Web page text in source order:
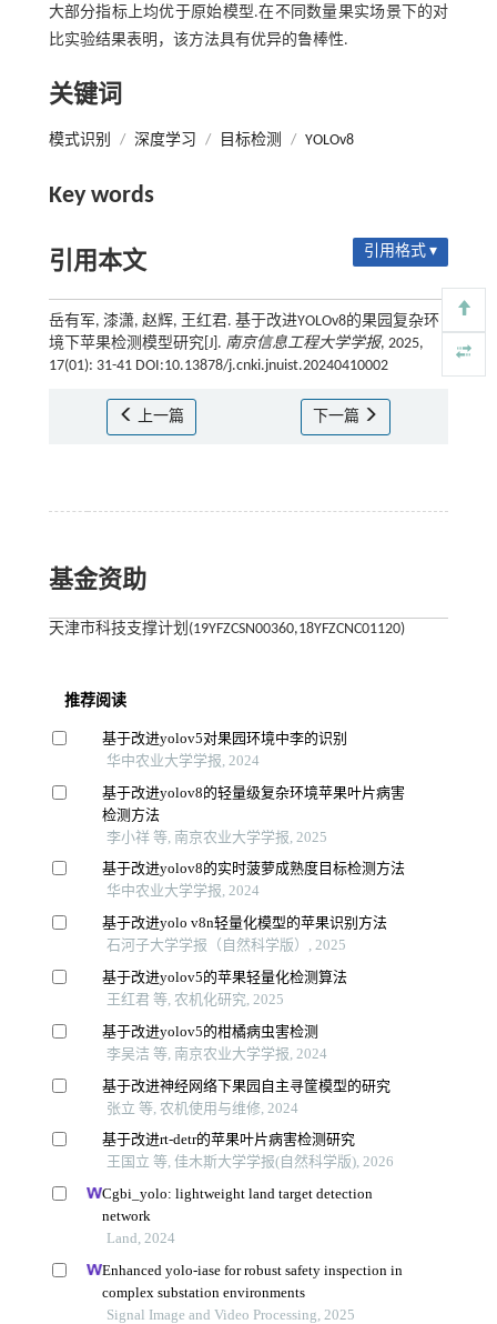
大部分指标上均优于原始模型.在不同数量果实场景下的对
比实验结果表明，该方法具有优异的鲁棒性.
关键词
模式识别 / 深度学习 / 目标检测 / YOLOv8
Key words
引用本文 引用格式 ▾
岳有军, 漆潇, 赵辉, 王红君. 基于改进YOLOv8的果园复杂环
境下苹果检测模型研究[J]. 南京信息工程大学学报, 2025,
17(01): 31-41 DOI:10.13878/j.cnki.jnuist.20240410002
上一篇 下一篇
基金资助
天津市科技支撑计划(19YFZCSN00360,18YFZCNC01120)